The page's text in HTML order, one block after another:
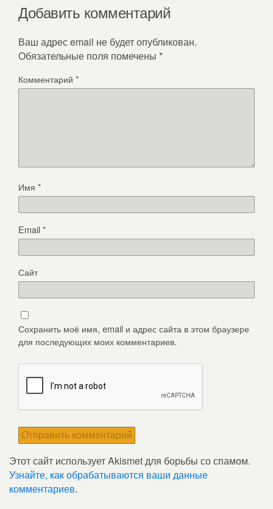
Добавить комментарий
Ваш адрес email не будет опубликован.
Обязательные поля помечены *
Комментарий *
Имя *
Email*
Сайт
Сохранить моё имя, email и адрес сайта в этом браузере
для последующих моих комментариев.
Этот сайт использует Akismet для борьбы со спамом.
Узнайте, как обрабатываются ваши данные
комментариев.